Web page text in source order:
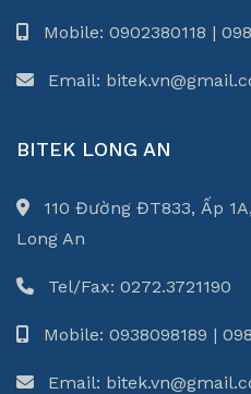
Mobile: 0902380118 |
Email:
BITEK LONG AN
110 Đường ĐT833, Ấp
Long An
Tel/Fax: 0272.3721190
Mobile: 0938098189 |
Email: